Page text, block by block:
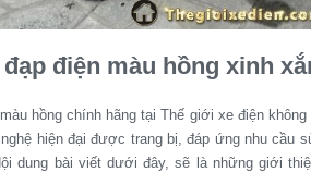
điện màu hồng xinh
hồng chính hãng tại Thế giới xe điện
hiện đại được trang bị, đáp ứng nhu cầu
dung bài viết dưới đây, sẽ là những giới